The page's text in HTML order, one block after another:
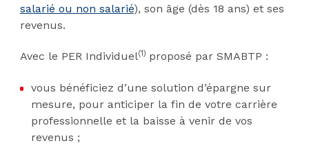
salarié ou non salarié), son âge (dès 18 ans) et ses
revenus.
Avec le PER Individuel(1) proposé par SMABTP :
vous bénéficiez d’une solution d’épargne sur
mesure, pour anticiper la fin de votre carrière
professionnelle et la baisse à venir de vos
revenus ;